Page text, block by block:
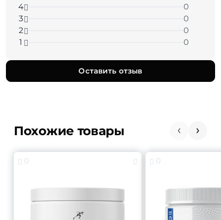
4
0
3
0
2
0
1
0
Оставить отзыв
Похожие товары
0 0